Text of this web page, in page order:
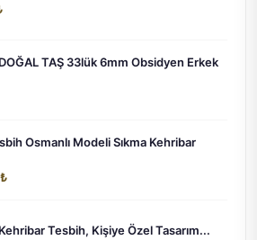
TAŞ 33lük 6mm Obsidyen Erkek
Osmanlı Modeli Sıkma Kehribar
Tesbih, Kişiye Özel Tasarım...